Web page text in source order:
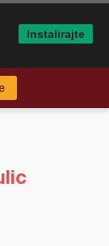
Instalirajte